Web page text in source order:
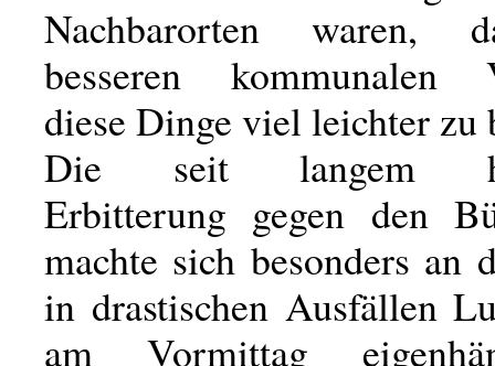
Nachbarorten waren,
besseren kommunalen
diese Dinge viel leichter zu
Die seit langem
Erbitterung gegen den
machte sich besonders an
in drastischen Ausfällen
am Vormittag